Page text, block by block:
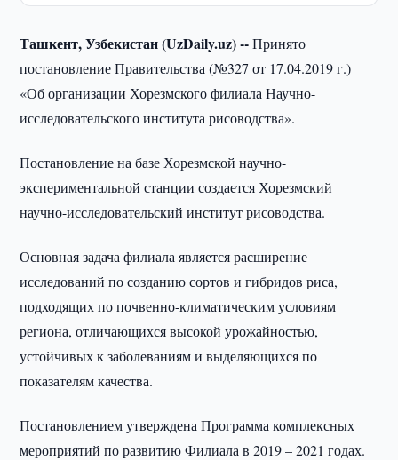
Ташкент, Узбекистан (UzDaily.uz) --Принято
постановление Правительства (№327 от 17.04.2019 г.)
«Об организации Хорезмского филиала Научно-
исследовательского института рисоводства».
Постановление на базе Хорезмской научно-
экспериментальной станции создается Хорезмский
научно-исследовательский институт рисоводства.
Основная задача филиала является расширение
исследований по созданию сортов и гибридов риса,
подходящих по почвенно-климатическим условиям
региона, отличающихся высокой урожайностью,
устойчивых к заболеваниям и выделяющихся по
показателям качества.
Постановлением утверждена Программа комплексных
мероприятий по развитию Филиала в 2019 – 2021 годах.